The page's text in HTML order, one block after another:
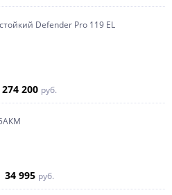
Defender Pro 119 EL
274 200 руб.
34 995 руб.